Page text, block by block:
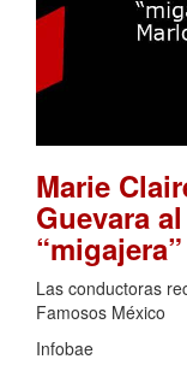
Marie
Guevara
Las conductoras
Famosos México
Infobae